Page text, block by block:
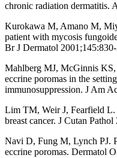
chronic radiation dermatitis.
Kurokawa M, Amano M,
patient with mycosis
Br J Dermatol
Mahlberg MJ, McGinnis
eccrine poromas in the
immunosuppression. J Am
Lim TM, Weir J, Fearfield L.
breast cancer. J Cutan
Navi D, Fung M, Lynch PJ.
eccrine poromas. Dermatol